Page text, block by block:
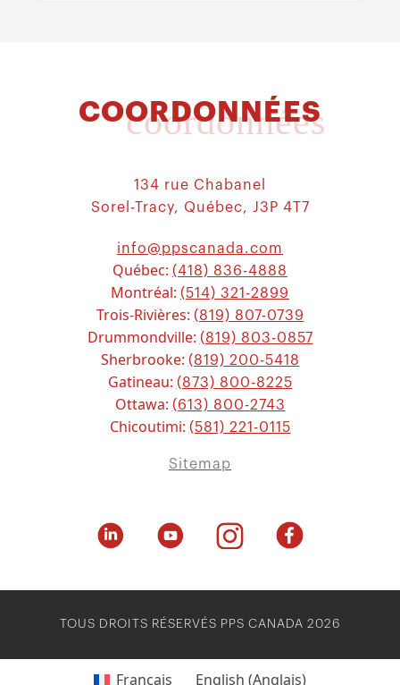
COORDONNÉES
coordonnées
134 rue Chabanel
Sorel-Tracy, Québec, J3P 4T7
info@ppscanada.com
Québec: (418) 836-4888
Montréal: (514) 321-2899
Trois-Rivières: (819) 807-0739
Drummondville: (819) 803-0857
Sherbrooke: (819) 200-5418
Gatineau: (873) 800-8225
Ottawa: (613) 800-2743
Chicoutimi: (581) 221-0115
Sitemap
TOUS DROITS RÉSERVÉS PPS CANADA 2026
Français English (Anglais)